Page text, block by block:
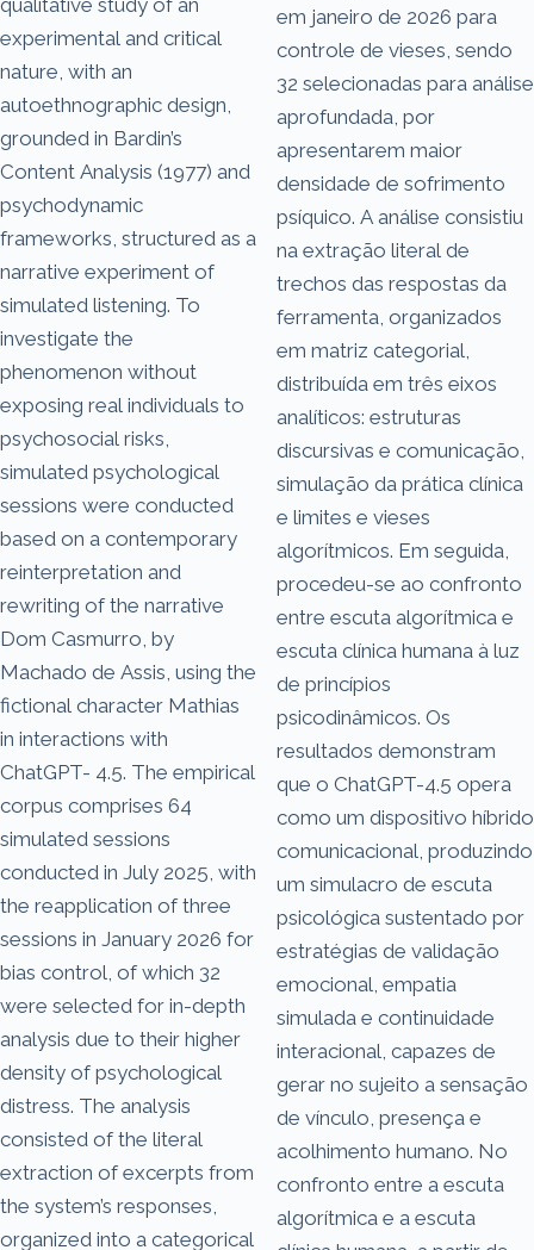
experimental and critical
nature, with an
autoethnographic design,
grounded in Bardin’s
Content Analysis (1977) and
psychodynamic
frameworks, structured as a
narrative experiment of
simulated listening. To
investigate the
phenomenon without
exposing real individuals to
psychosocial risks,
simulated psychological
sessions were conducted
based on a contemporary
reinterpretation and
rewriting of the narrative
Dom Casmurro, by
Machado de Assis, using the
fictional character Mathias
in interactions with
ChatGPT- 4.5. The empirical
corpus comprises 64
simulated sessions
conducted in July 2025, with
the reapplication of three
sessions in January 2026 for
bias control, of which 32
were selected for in-depth
analysis due to their higher
density of psychological
distress. The analysis
consisted of the literal
extraction of excerpts from
the system’s responses,
organized into a categorical
em janeiro de 2026 para
controle de vieses, sendo
32 selecionadas para análise
aprofundada, por
apresentarem maior
densidade de sofrimento
psíquico. A análise consistiu
na extração literal de
trechos das respostas da
ferramenta, organizados
em matriz categorial,
distribuída em três eixos
analíticos: estruturas
discursivas e comunicação,
simulação da prática clínica
e limites e vieses
algorítmicos. Em seguida,
procedeu-se ao confronto
entre escuta algorítmica e
escuta clínica humana à luz
de princípios
psicodinâmicos. Os
resultados demonstram
que o ChatGPT-4.5 opera
como um dispositivo híbrido
comunicacional, produzindo
um simulacro de escuta
psicológica sustentado por
estratégias de validação
emocional, empatia
simulada e continuidade
interacional, capazes de
gerar no sujeito a sensação
de vínculo, presença e
acolhimento humano. No
confronto entre a escuta
algorítmica e a escuta